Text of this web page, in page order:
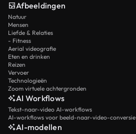
Afbeeldingen
Natuur
Mensen
Liefde & Relaties
- Fitness
Aerial videografie
Eten en drinken
Reizen
Vervoer
Technologieën
Zoom virtuele achtergronden
AI Workflows
Tekst-naar-video AI-workflows
AI-workflows voor beeld-naar-video-conversie
AI-modellen